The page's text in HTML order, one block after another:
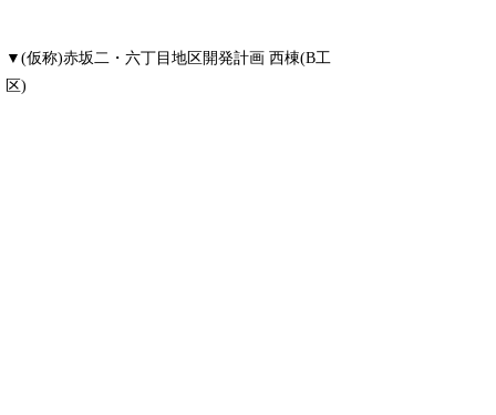
▼(仮称)赤坂二・六丁目地区開発計画 西棟(B工
区)